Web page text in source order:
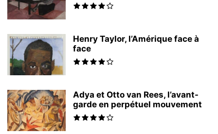
Henry Taylor, l’Amérique face à
face
Adya et Otto van Rees, l’avant-
garde en perpétuel mouvement